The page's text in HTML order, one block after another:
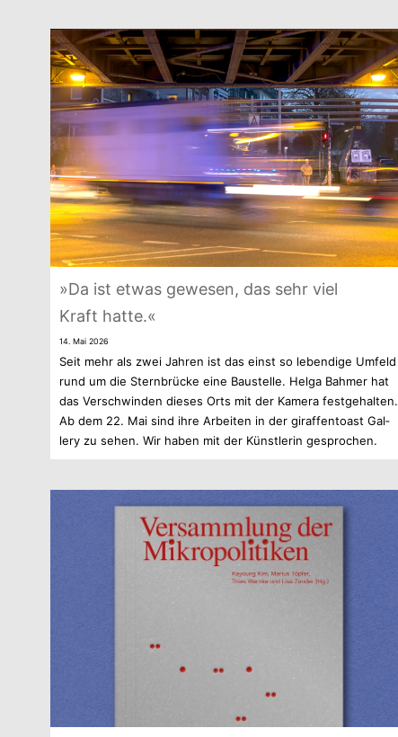
»Da ist etwas gewe­sen, das sehr viel
Kraft hatte.«
14. Mai 2026
Seit mehr als zwei Jah­ren ist das einst so leben­dige Umfeld
rund um die Stern­brü­cke eine Bau­stelle. Helga Bah­mer hat
das Ver­schwin­den die­ses Orts mit der Kamera fest­ge­hal­ten.
Ab dem 22. Mai sind ihre Arbei­ten in der giraf­fen­toast Gal­
lery zu sehen. Wir haben mit der Künst­le­rin gesprochen.